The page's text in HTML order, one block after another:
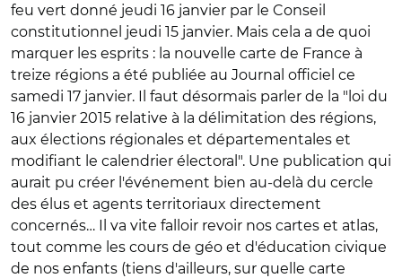
feu vert donné jeudi 16 janvier par le Conseil
constitutionnel jeudi 15 janvier. Mais cela a de quoi
marquer les esprits : la nouvelle carte de France à
treize régions a été publiée au Journal officiel ce
samedi 17 janvier. Il faut désormais parler de la "loi du
16 janvier 2015 relative à la délimitation des régions,
aux élections régionales et départementales et
modifiant le calendrier électoral". Une publication qui
aurait pu créer l'événement bien au-delà du cercle
des élus et agents territoriaux directement
concernés… Il va vite falloir revoir nos cartes et atlas,
tout comme les cours de géo et d'éducation civique
de nos enfants (tiens d'ailleurs, sur quelle carte